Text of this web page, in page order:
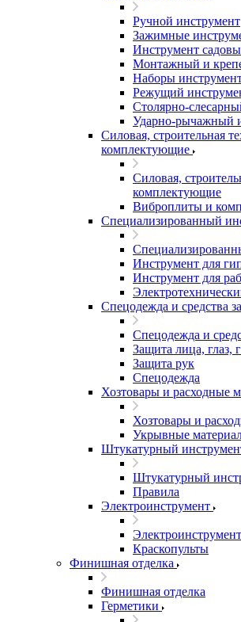
Ручной инструмент
Зажимные
Инструмент
Монтажный и
Наборы
Режущий
Столярно-
Ударно-рычажный
Силовая, строительная
комплектующие
Силовая,
комплектующие
Виброплиты и
Специализированный
Инструмент для
Инструмент для
Спецодежда и средства
Спецодежда и
Защита лица, глаз,
Защита рук
Спецодежда
Хозтовары и расходные
Хозтовары и
Укрывные
Штукатурный
Штукатурный
Правила
Электроинструмент
Электроинструмент
Краскопульты
Финишная отделка
Финишная отделка
Герметики